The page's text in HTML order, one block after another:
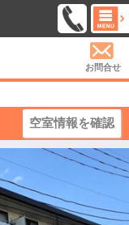
お問合せ
空室情報を確認